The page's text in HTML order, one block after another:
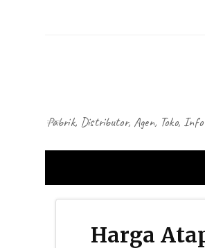
Pabrik, Distributor, Agen, Toko,
Harga